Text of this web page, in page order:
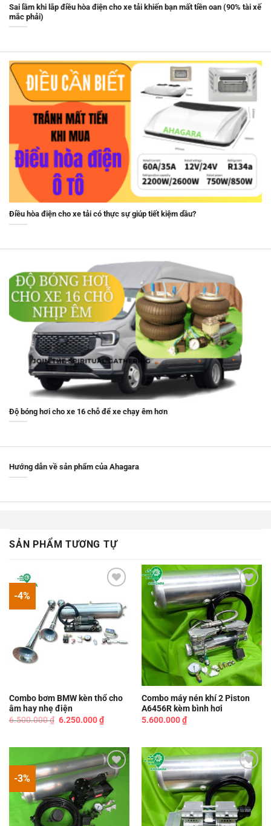
Sai lầm khi lắp điều hòa điện cho xe tải khiến bạn mất tiền oan (90% tài xế
mắc phải)
Điều hòa điện cho xe tải có thực sự giúp tiết kiệm dầu?
Độ bóng hơi cho xe 16 chỗ để xe chạy êm hơn
Hướng dẫn về sản phẩm của Ahagara
SẢN PHẨM TƯƠNG TỰ
-4%
wishlist
Combo bơm BMW kèn thổ cho
âm hay nhẹ điện
6.500.000₫ Giá
6.250.000₫Giá
hiện
6.250.000 ₫.
Add to
wishlist
Combo máy nén khí 2 Piston
A6456R kèm bình hơi
5.600.000₫
-3%
Add to
wishlist
Add to
wishlist